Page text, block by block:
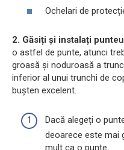
Ochelari de
2. Găsiți și instalați punte
o astfel de punte, atunci
groasă și noduroasă a
inferior al unui trunchi de
bușten excelent.
Dacă alegeți o
deoarece este mai
mult ca o punte.